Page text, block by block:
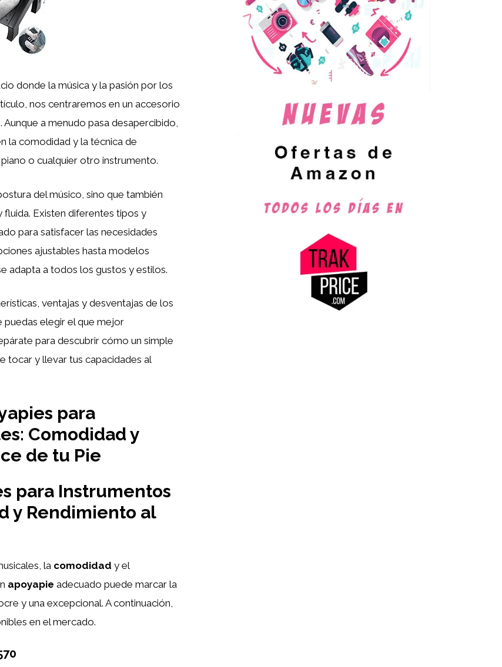
donde la música y la pasión por los
nos centraremos en un accesorio
. Aunque a menudo pasa desapercibido,
la comodidad y la técnica de
o cualquier otro instrumento.
del músico, sino que también
fluida. Existen diferentes tipos y
para satisfacer las necesidades
ajustables hasta modelos
adapta a todos los gustos y estilos.
ventajas y desventajas de los
puedas elegir el que mejor
para descubrir cómo un simple
tocar y llevar tus capacidades al
para
Comodidad y
de tu Pie
para Instrumentos
y Rendimiento al
la comodidad y el
apoyapie adecuado puede marcar la
y una excepcional. A continuación,
en el mercado.